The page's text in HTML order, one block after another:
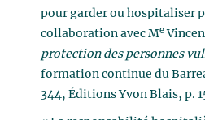
pour garder ou hospitaliser
collaboration avec Me
protection des personnes
formation continue du
344, Éditions Yvon Blais, p.